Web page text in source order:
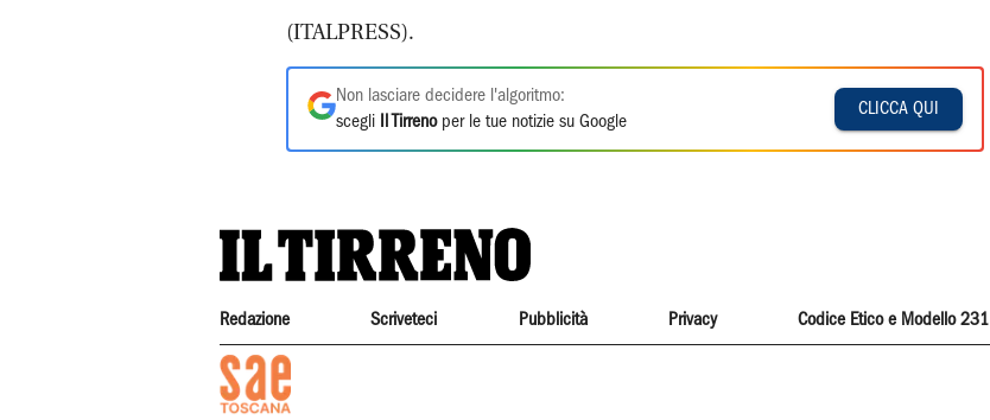
(ITALPRESS).
Non lasciare decidere l'algoritmo:
scegli
Il Tirrenoper le tue notizie su Google
CLICCA QUI
Redazione Scriveteci Pubblicità Privacy Codice Etico e Modello 231